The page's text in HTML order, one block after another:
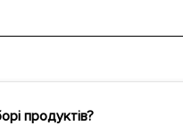
продуктів?